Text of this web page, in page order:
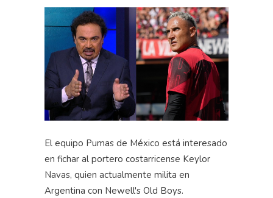
El equipo Pumas de México está interesado
en fichar al portero costarricense Keylor
Navas, quien actualmente milita en
Argentina con Newell's Old Boys.